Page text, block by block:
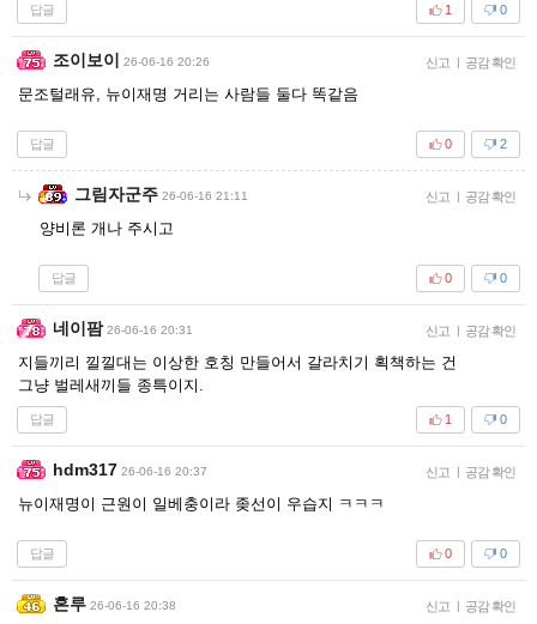
답글 0
1
조이보이 26-06-16 20:26 신고 | 공감 확인
문조털래유, 뉴이재명 거리는 사람들 둘다 똑같음
답글 2
0
그림자군주 26-06-16 21:11 신고 | 공감 확인
양비론 개나 주시고
답글 0
0
네이팜 26-06-16 20:31 신고 | 공감 확인
지들끼리 낄낄대는 이상한 호칭 만들어서 갈라치기 획책하는 건
그냥 벌레새끼들 종특이지.
답글 0
1
hdm317 26-06-16 20:37 신고 | 공감 확인
뉴이재명이 근원이 일베충이라 좆선이 우습지 ㅋㅋㅋ
답글 0
0
혼루 26-06-16 20:38 신고 | 공감 확인